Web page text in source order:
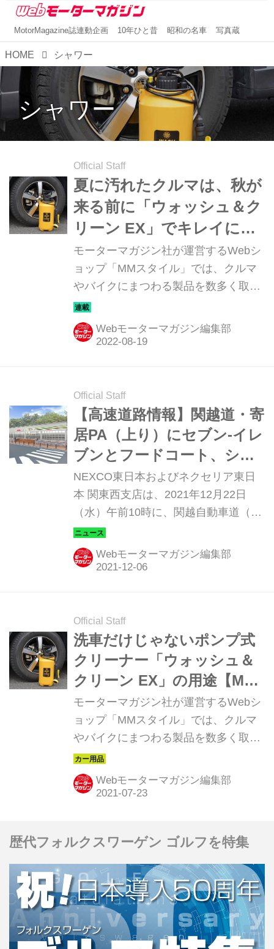
MotorMagazine誌連動企画 10年ひと昔 昭和の名車 写真蔵
HOME シャワー
シャワー
Official Staff
夏に汚れたクルマは、秋が
来る前に「ウォッシュ＆ク
リーン EX」でキレイにし
ておきたい！【MMスタイ
ル コレクション】
モーターマガジン社が運営するWebシ
ョップ「MMスタイル」では、クルマ
やバイクにまつわる製品を数多く取り
揃えている。そのアイテムの中から、
Webモーターマガジン編集部としてオ
ススメしたい逸品を紹介しよう。今回
Webモーターマガジン編集部
Official Staff
【高速道路情報】関越道・寄
居PA（上り）にセブン-イレ
ブンとフードコート、シャ
ワー施設がオープン！
NEXCO東日本およびネクセリア東日
本 関東西支店は、2021年12月22日
（水）午前10時に、関越自動車道（以
下、関越道）寄居PA（パーキングエリ
ア）＜上り線＞に、コンビニエンスス
トアの「セブン-イレブン」とフードコ
です）
Webモーターマガジン編集部
Official Staff
洗車だけじゃないポンプ式
クリーナー「ウォッシュ＆
クリーン EX」の用途【MM
スタイル コレクション】
モーターマガジン社が運営するWebシ
ョップ「MMスタイル」では、クルマ
やバイクにまつわる製品を数多く取り
揃えている。そのアイテムの中から、
Webモーターマガジン編集部としてオ
ススメしたい逸品を紹介しよう。今回
Webモーターマガジン編集部
歴代フォルクスワーゲン ゴルフを特集